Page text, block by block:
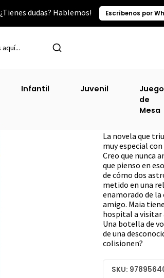
¿Tienes dudas? Hablemos! Escríbenos por
Infantil Juvenil
de
Mesa
Hasta
La novela que
muy especial
Creo que nunca
que pienso en
de cómo dos
metido en una
enamorado de la
amigo. Maia
hospital a visitar
Una botella de
de una
colisionen?
SKU: